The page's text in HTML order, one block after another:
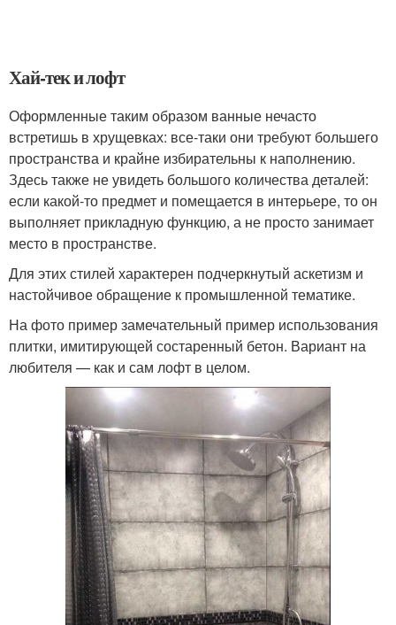
Хай-тек и лофт
Оформленные таким образом ванные нечасто
встретишь в хрущевках: все-таки они требуют большего
пространства и крайне избирательны к наполнению.
Здесь также не увидеть большого количества деталей:
если какой-то предмет и помещается в интерьере, то он
выполняет прикладную функцию, а не просто занимает
место в пространстве.
Для этих стилей характерен подчеркнутый аскетизм и
настойчивое обращение к промышленной тематике.
На фото пример замечательный пример использования
плитки, имитирующей состаренный бетон. Вариант на
любителя — как и сам лофт в целом.